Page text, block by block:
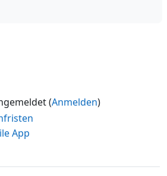
(Anmelden)
App